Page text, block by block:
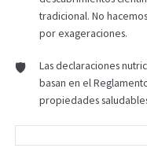
tradicional. No
por exageraciones.
Las declaraciones
basan en el
propiedades